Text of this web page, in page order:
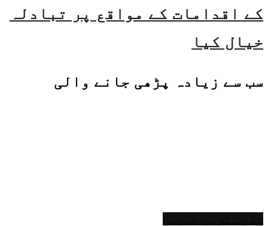
کے اقدامات کے مواقع پر تبادلہ
خیال کیا
سب سے زیادہ پڑھی جانے والی